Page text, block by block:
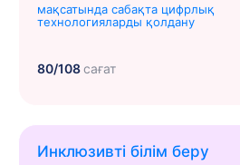
мақсатында сабақта цифрлық
технологияларды қолдану
80/108сағат
Инклюзивті білім беру